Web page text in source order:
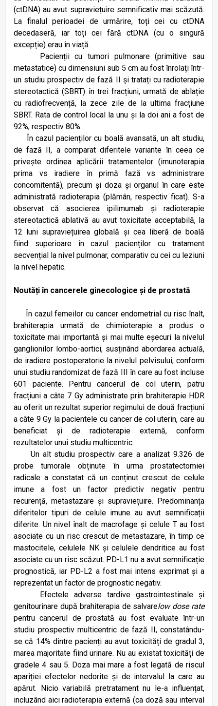
(ctDNA) au avut supraviețuire semnificativ mai scăzută.
La finalul perioadei de urmărire, toți cei cu ctDNA
decedaseră, iar toți cei fără ctDNA (cu o singură
excepție) erau în viață.
Pacienții cu tumori pulmonare (primitive sau
metastatice) cu dimensiuni sub 5 cm au fost înrolați într-
un studiu prospectiv de fază II și tratați cu radioterapie
stereotactică (SBRT) în trei fracțiuni, urmată de ablație
cu radiofrecvență, la zece zile de la ultima fracțiune
SBRT. Rata de control local la unu și la doi ani a fost de
92%, respectiv 80%.
În cazul pacienților cu boală avansată, un alt studiu,
de fază II, a comparat diferitele variante în ceea ce
privește ordinea aplicării tratamentelor (imunoterapia
prima vs iradiere în primă fază vs administrare
concomitentă), precum și doza și organul în care este
administrată radioterapia (plămân, respectiv ficat). S-a
observat că asocierea ipilimumab și radioterapie
stereo­tactică ablativă au avut toxicitate acceptabilă, la
12 luni supraviețuirea globală și cea liberă de boală
fiind superioare în cazul pacienților cu tratament
secvențial la nivel pulmonar, comparativ cu cei cu leziuni
la nivel hepatic.
Noutăți în cancerele ginecologice și de prostată
În cazul femeilor cu cancer endometrial cu risc înalt,
brahiterapia urmată de chimioterapie a produs o
toxicitate mai importantă și mai multe eșecuri la nivelul
ganglionilor lombo-aortici, susținând abordarea actuală,
de iradiere postoperatorie la nivelul pelvisului, conform
unui studiu randomizat de fază III în care au fost incluse
601 paciente. Pentru cancerul de col uterin, patru
fracțiuni a câte 7 Gy administrate prin brahiterapie HDR
au oferit un rezultat superior regimului de două fracțiuni
a câte 9 Gy la pacientele cu cancer de col uterin, care au
beneficiat și de radioterapie externă, conform
rezultatelor unui studiu multicentric.
Un alt studiu prospectiv care a analizat 9.326 de
probe tumorale obținute în urma prostatectomiei
radicale a constatat că un conținut crescut de celule
imune a fost un factor predictiv negativ pentru
recurență, metastazare și supraviețuire. Predominanța
diferitelor tipuri de celule imune au avut semnificații
diferite. Un nivel înalt de macrofage și celule T au fost
asociate cu un risc crescut de metastazare, în timp ce
mastocitele, celulele NK și celulele dendritice au fost
asociate cu un risc scăzut. PD-L1 nu a avut semnificație
prognostică, iar PD-L2 a fost mai intens exprimat și a
reprezentat un factor de prognostic negativ.
Efectele adverse tardive gastrointestinale și
genitourinare după brahiterapia de salvarelow dose rate
pentru cancerul de prostată au fost evaluate într-un
studiu prospectiv multicentric de fază II, constatându-
se că 14% dintre pacienți au avut toxicități de gradul 3,
marea majoritate fiind urinare. Nu au existat toxicități de
gradele 4 sau 5. Doza mai mare a fost legată de riscul
apariției efectelor nedorite și de intervalul la care au
apărut. Nicio variabilă pretratament nu le-a influențat,
incluzând aici radioterapia externă (ca doză sau interval